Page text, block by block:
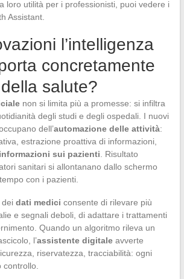
loro utilità per i professionisti, puoi vedere i
Assistant.
l’intelligenza
concretamente
salute?
non si limita più a promesse: si infiltra
degli studi e degli ospedali. I nuovi
dell’automazione delle attività:
estrazione proattiva di informazioni,
informazioni sui pazienti . Risultato
sanitari si allontanano dallo schermo
con i pazienti.
dei dati medici consente di rilevare più
e segnali deboli, di adattare i trattamenti
Quando un algoritmo rileva un
l’assistente digitaleavverte
riservatezza, tracciabilità: ogni